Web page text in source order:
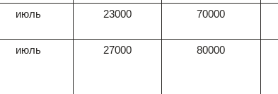
июль 23000 70000
июль 27000 80000